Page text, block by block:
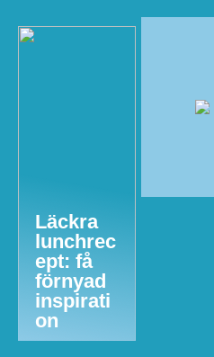
Läckra
lunchrec
ept: få
förnyad
inspirati
on